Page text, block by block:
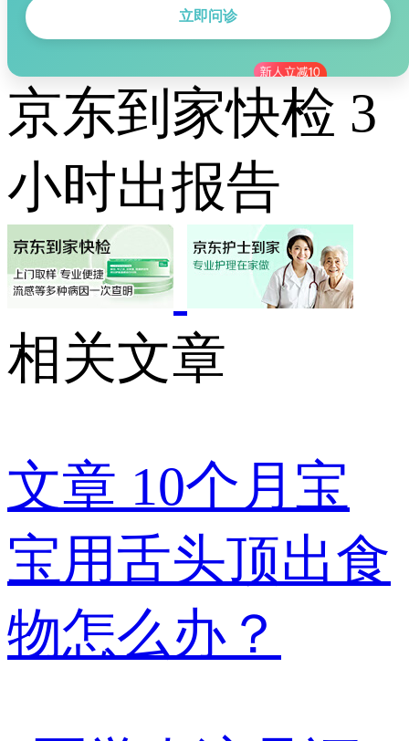
立即问诊
京东到家快检 3
小时出报告
相关文章
文章 10个月宝
宝用舌头顶出食
物怎么办？